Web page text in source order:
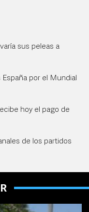
sus peleas a
por el Mundial
hoy el pago de
de los partidos